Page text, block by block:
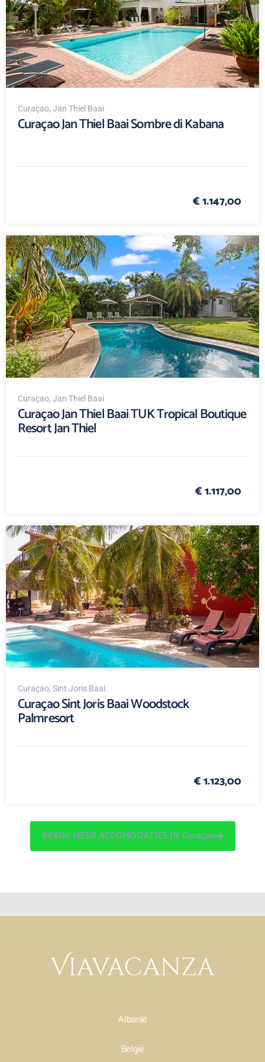
Curaçao, Jan Thiel Baai
Curaçao Jan Thiel Baai Sombre di Kabana
€ 1.147,00
Curaçao, Jan Thiel Baai
Curaçao Jan Thiel Baai TUK Tropical Boutique
Resort Jan Thiel
€ 1.117,00
Curaçao, Sint Joris Baai
Curaçao Sint Joris Baai Woodstock
Palmresort
€ 1.123,00
BEKIJK MEER ACCOMODATIES IN Curaçao
Albanië
België